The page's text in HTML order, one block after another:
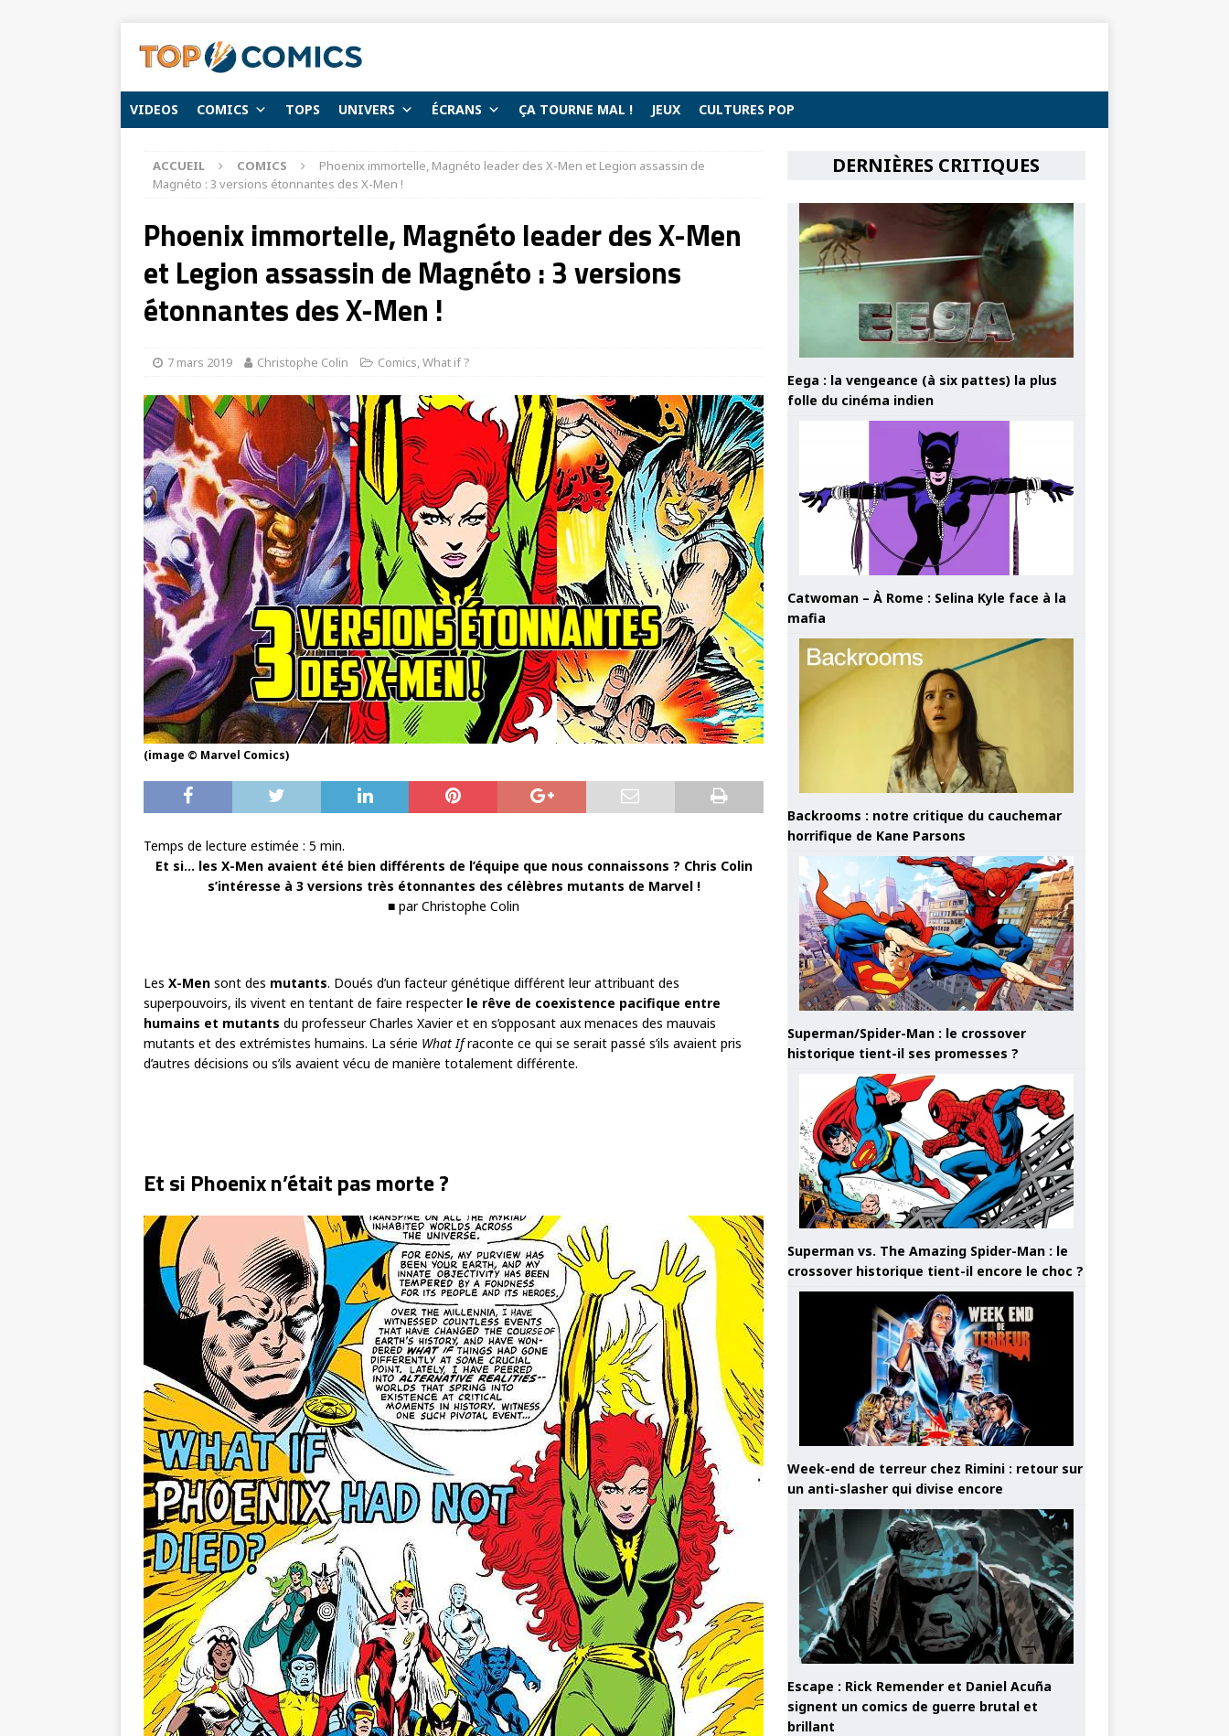
VIDEOS COMICS TOPS UNIVERS ÉCRANS ÇA TOURNE MAL ! JEUX CULTURES POP
ACCUEIL COMICS
Phoenix immortelle, Magnéto leader des X-Men et Legion assassin de
Magnéto : 3 versions étonnantes des X-Men !
Phoenix immortelle, Magnéto leader des X-Men
et Legion assassin de Magnéto : 3 versions
étonnantes des X-Men !
7 mars 2019 Christophe Colin Comics,What if ?
(image © Marvel Comics)
Temps de lecture estimée : 5 min.
Et si… les X-Men avaient été bien différents de l’équipe que nous connaissons ? Chris Colin
s’intéresse à 3 versions très étonnantes des célèbres mutants de Marvel !
■ par Christophe Colin
Les X-Men sont des mutants. Doués d’un facteur génétique différent leur attribuant des
superpouvoirs, ils vivent en tentant de faire respecter le rêve de coexistence pacifique entre
humains et mutants du professeur Charles Xavier et en s’opposant aux menaces des mauvais
mutants et des extrémistes humains. La série What Ifraconte ce qui se serait passé s’ils avaient pris
d’autres décisions ou s’ils avaient vécu de manière totalement différente.
Et si Phoenix n’était pas morte ?
DERNIÈRES CRITIQUES
Eega : la vengeance (à six pattes) la plus
folle du cinéma indien
Catwoman – À Rome : Selina Kyle face à la
mafia
Backrooms : notre critique du cauchemar
horrifique de Kane Parsons
Superman/Spider-Man : le crossover
historique tient-il ses promesses ?
Superman vs. The Amazing Spider-Man : le
crossover historique tient-il encore le choc ?
Week-end de terreur chez Rimini : retour sur
un anti-slasher qui divise encore
Escape : Rick Remender et Daniel Acuña
signent un comics de guerre brutal et
brillant